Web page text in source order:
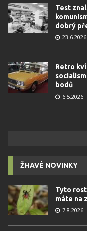
Test
dobrý
23.6.2026
Retro
bodů
6.5.2026
ŽHAVÉ NOVINKY
Tyto
máte na
7.8.2026